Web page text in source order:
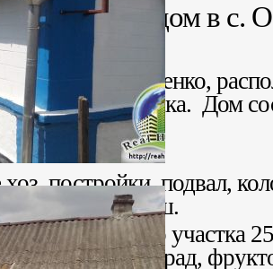
Продается дом в с.
дом в селе Осипенко,
города Бердянска. Дом
отопление.
постройки, подвал,
туалет, душ.
земельного участка
Имеется виноград,